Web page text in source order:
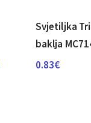
Svjetiljka
baklja
0.83€